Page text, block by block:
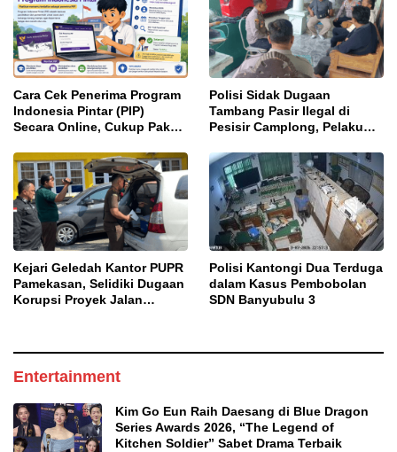
Cara Cek Penerima Program
Indonesia Pintar (PIP)
Secara Online, Cukup Pakai
Polisi Sidak Dugaan
Tambang Pasir Ilegal di
Pesisir Camplong, Pelaku
Kejari Geledah Kantor PUPR
Pamekasan, Selidiki Dugaan
Korupsi Proyek Jalan
Polisi Kantongi Dua Terduga
dalam Kasus Pembobolan
SDN Banyubulu 3
Entertainment
Kim Go Eun Raih Daesang di Blue Dragon
Series Awards 2026, “The Legend of
Kitchen Soldier” Sabet Drama Terbaik